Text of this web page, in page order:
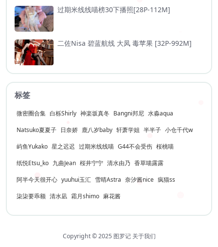
过期米线线喵榜30下播照[28P-112M]
二佐Nisa 碧蓝航线 大凤 毒苹果 [32P-992M]
标签
微密圈合集 白栎Shirly 神楽坂真冬 Bangni邦尼 水淼aqua
Natsuko夏夏子 日奈娇 鹿八岁baby 轩萧学姐 半半子 小仓千代w
屿鱼Yukako 星之迟迟 过期米线线喵 G44不会受伤 桜桃喵
纸悦Etsu_ko 九曲Jean 桜井宁宁 清水由乃 香草喵露露
阿半今天很开心 yuuhui玉汇 雪晴Astra 奈汐酱nice 疯猫ss
柒柒要乖额 清水凪 霜月shimo 麻花酱
Copyright © 2025 图罗记 关于我们